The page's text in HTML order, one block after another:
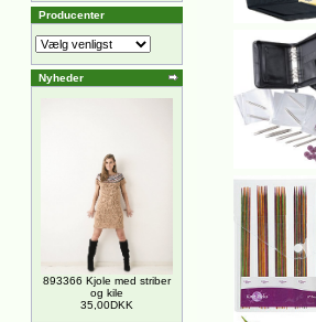
Producenter
Nyheder
893366 Kjole med striber
og kile
35,00DKK